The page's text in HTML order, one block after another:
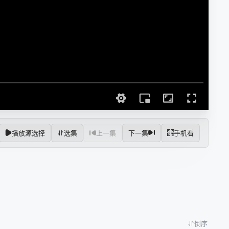
播放源选择 选集 上一集 下一集 手机看
倒序